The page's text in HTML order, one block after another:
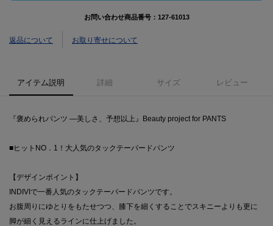
お問い合わせ商品番号： 127-61013
返品について お取り寄せについて
アイテム説明 詳細 サイズ レビュー
『褒められパンツ ―美しさ、予想以上』Beauty project for PANTS
■ヒットNO．1！大人気のタックテーパードパンツ
【デザインポイント】
INDIVIで一番人気のタックテーパードパンツです。
お腹周りにゆとりをもたせつつ、膝下を細くすることでスキニーよりも更に
脚が細く見えるラインに仕上げました。